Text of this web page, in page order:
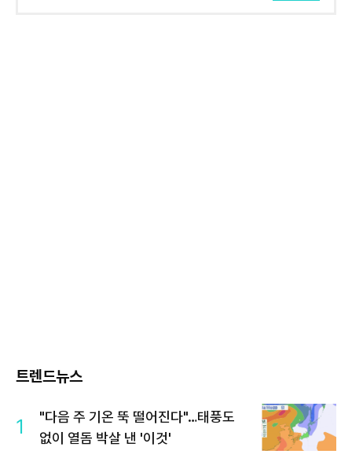
트렌드뉴스
1
"다음 주 기온 뚝 떨어진다"…태풍도
없이 열돔 박살 낸 '이것'